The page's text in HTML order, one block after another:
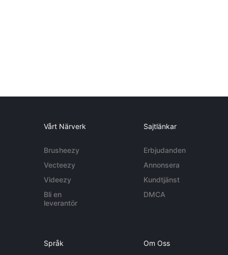
Vårt Närverk
Brusheezy
Vecteezy
Videezy
Bli en
leverantör
Sajtlänkar
Erbjudanden
Annonsera
Kundtjänst
DMCA
Språk Om Oss